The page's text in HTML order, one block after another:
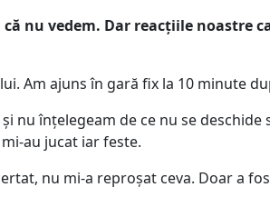
nu vedem. Dar reacțiile noastre
Am ajuns în gară fix la 10 minute
nu înțelegeam de ce nu se
au jucat iar feste.
nu mi-a reproșat ceva. Doar a